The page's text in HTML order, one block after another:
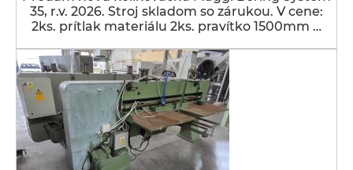
35, r.v. 2026. Stroj skladom so zárukou. V cene:
2ks. prítlak materiálu 2ks. pravítko 1500mm …